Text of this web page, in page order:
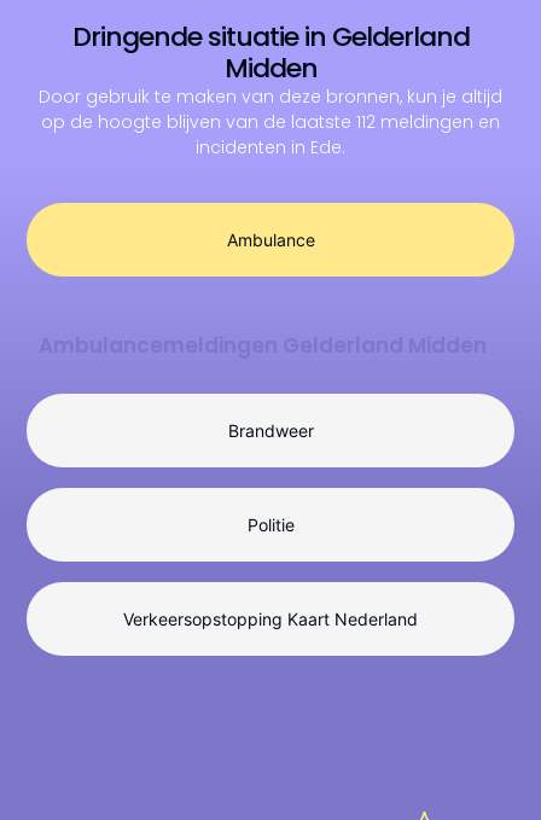
Dringende situatie in Gelderland
Midden
Door gebruik te maken van deze bronnen, kun je altijd
op de hoogte blijven van de laatste 112 meldingen en
incidenten in Ede.
Ambulance
Brandweer
Politie
Verkeersopstopping Kaart Nederland
Ambulancemeldingen Gelderland Midden